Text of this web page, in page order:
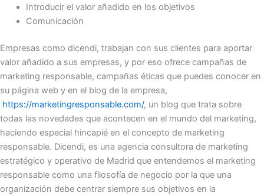
Introducir el valor añadido en los objetivos
Comunicación
Empresas como dicendi, trabajan con sus clientes para aportar
valor añadido a sus empresas, y por eso ofrece campañas de
marketing responsable, campañas éticas que puedes conocer en
su página web y en el blog de la empresa,
https://marketingresponsable.com/, un blog que trata sobre
todas las novedades que acontecen en el mundo del marketing,
haciendo especial hincapié en el concepto de marketing
responsable. Dicendi, es una agencia consultora de marketing
estratégico y operativo de Madrid que entendemos el marketing
responsable como una filosofía de negocio por la que una
organización debe centrar siempre sus objetivos en la